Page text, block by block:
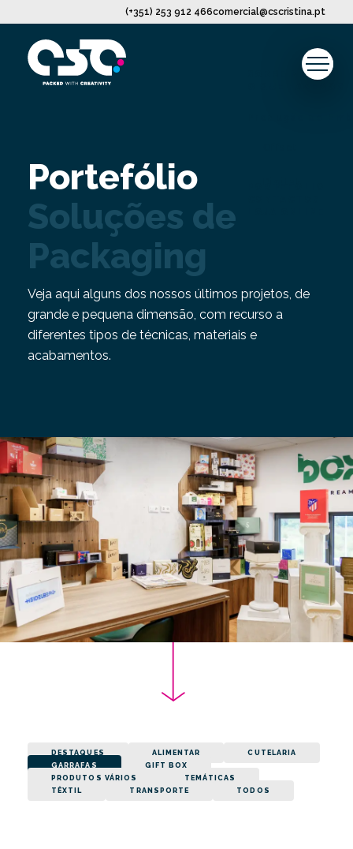
(+351) 253 912 466comercial@cscristina.pt
SOBRE NÓS
Portefólio
Soluções de
Packaging
Veja aqui alguns dos nossos últimos projetos, de
grande e pequena dimensão, com recurso a
diferentes tipos de técnicas, materiais e
acabamentos.
DESTAQUES ALIMENTAR
CUTELARIA
GARRAFAS
GIFT BOX
PRODUTOS VÁRIOS
TEMÁTICAS
TÊXTIL
TRANSPORTE TODOS